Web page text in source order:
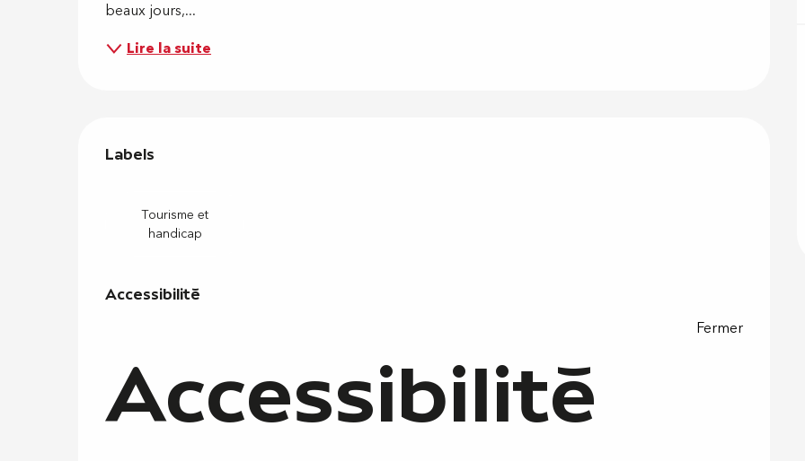
beaux jours,...
Lire la suite
Offres de prestations
Labels
Labels
Tourisme et
handicap
Accessibilité
Fermer
Accessibilité